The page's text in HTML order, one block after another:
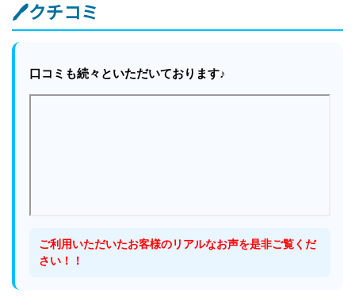
🖊クチコミ
口コミも続々といただいております♪
ご利用いただいたお客様のリアルなお声を是非ご覧くだ
さい！！